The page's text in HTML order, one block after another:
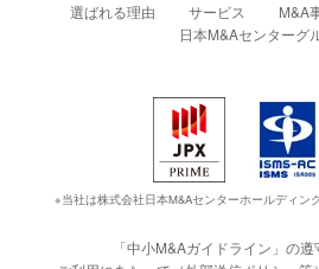
選ばれる理由 サービス M&A
日本M&Aセンターグ
※当社は株式会社日本M&Aセンターホールディン
「中小M&Aガイドライン」の